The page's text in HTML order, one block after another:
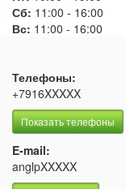
Сб: 11:00 - 16:00
Вс: 11:00 - 16:00
Телефоны:
+7916XXXXX
Показать телефоны
E-mail:
anglpXXXXX